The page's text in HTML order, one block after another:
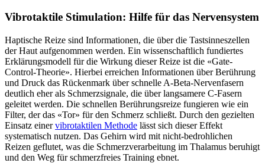
Vibrotaktile Stimulation: Hilfe für das Nervensystem
Haptische Reize sind Informationen, die über die Tastsinneszellen
der Haut aufgenommen werden. Ein wissenschaftlich fundiertes
Erklärungsmodell für die Wirkung dieser Reize ist die «Gate-
Control-Theorie». Hierbei erreichen Informationen über Berührung
und Druck das Rückenmark über schnelle A-Beta-Nervenfasern
deutlich eher als Schmerzsignale, die über langsamere C-Fasern
geleitet werden. Die schnellen Berührungsreize fungieren wie ein
Filter, der das «Tor» für den Schmerz schließt. Durch den gezielten
Einsatz einervibrotaktilen Methode lässt sich dieser Effekt
systematisch nutzen. Das Gehirn wird mit nicht-bedrohlichen
Reizen geflutet, was die Schmerzverarbeitung im Thalamus beruhigt
und den Weg für schmerzfreies Training ebnet.